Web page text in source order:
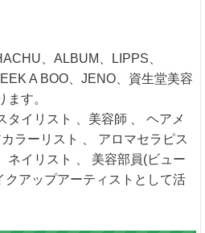
、ALBUM、LIPPS、
A BOO、JENO、資生堂美容
す。
タイリスト 、美容師 、 ヘアメ
ラーリスト 、 アロマセラピス
ネイリスト 、 美容部員(ビュー
クアップアーティストとして活